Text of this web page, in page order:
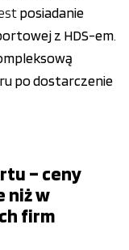
posiadanie
z HDS-em.
po dostarczenie
– ceny
niż w
firm